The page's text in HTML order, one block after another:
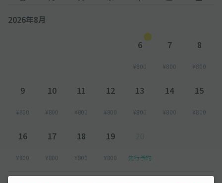
2026年8月
6
¥800
7
¥800
8
¥800
9
¥800
10
¥800
11
¥800
12
¥800
13
¥800
14
¥800
15
¥800
16
¥800
17
¥800
18
¥800
19
¥800 先行予約